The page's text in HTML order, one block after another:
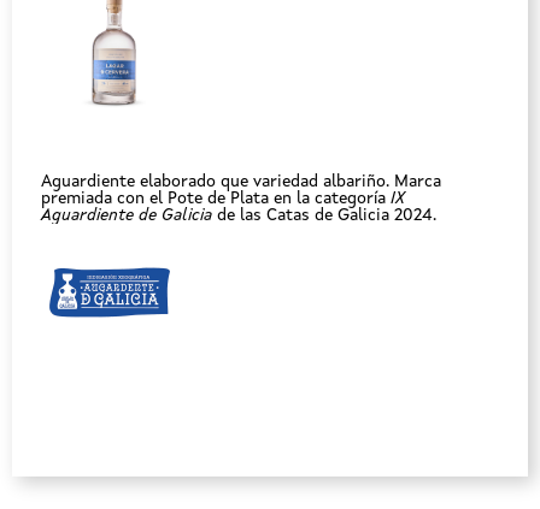
Aguardiente elaborado que variedad albariño. Marca
premiada con el Pote de Plata en la categoría IX
Aguardiente de Galicia de las Catas de Galicia 2024.